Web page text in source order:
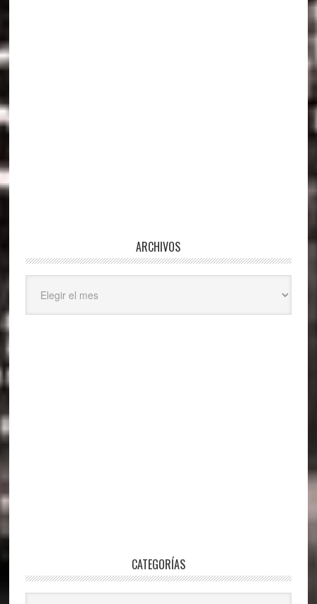
ARCHIVOS
CATEGORÍAS